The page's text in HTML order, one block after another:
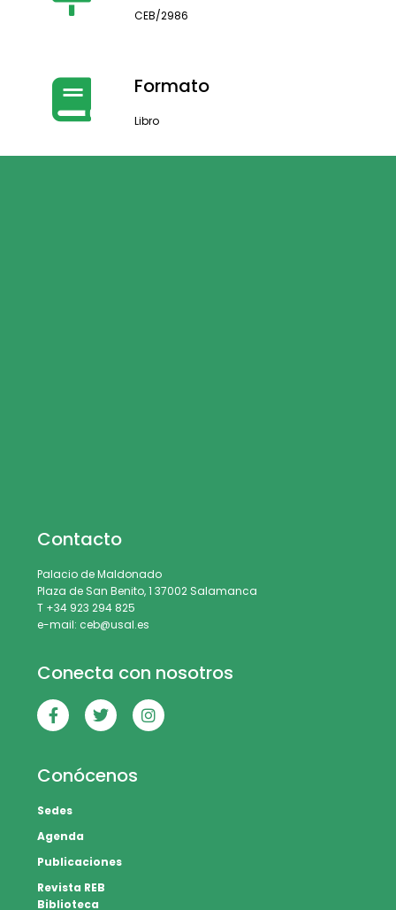
CEB/2986
Formato
Libro
Contacto
Palacio de Maldonado
Plaza de San Benito, 1 37002 Salamanca
T +34 923 294 825
e-mail: ceb@usal.es
Conecta con nosotros
Conócenos
Sedes
Agenda
Publicaciones
Revista REB
Biblioteca